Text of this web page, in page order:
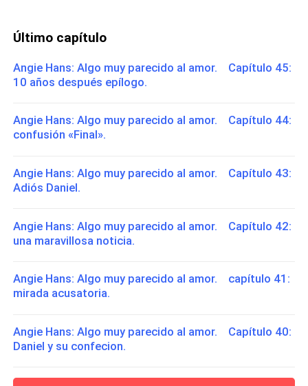
Último capítulo
Angie Hans: Algo muy parecido al amor. Capítulo 45:
10 años después epílogo.
Angie Hans: Algo muy parecido al amor. Capítulo 44:
confusión «Final».
Angie Hans: Algo muy parecido al amor. Capítulo 43:
Adiós Daniel.
Angie Hans: Algo muy parecido al amor. Capítulo 42:
una maravillosa noticia.
Angie Hans: Algo muy parecido al amor. capítulo 41:
mirada acusatoria.
Angie Hans: Algo muy parecido al amor. Capítulo 40:
Daniel y su confecion.